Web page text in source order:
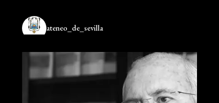
ateneo_de_sevilla